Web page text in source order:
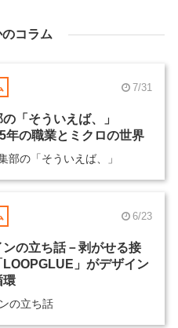
コラム
7/31
「そういえば、」
の職業とミクロの世界
部の「そういえば、」
6/23
ンの立ち話－剥がせる接
LOOPGLUE」がデザイン
環
の立ち話